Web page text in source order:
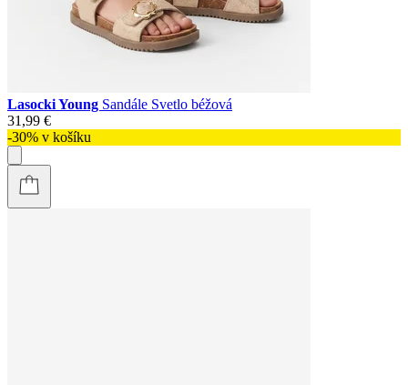
Lasocki Young Sandále Svetlo béžová
31,99 €
-30% v košíku